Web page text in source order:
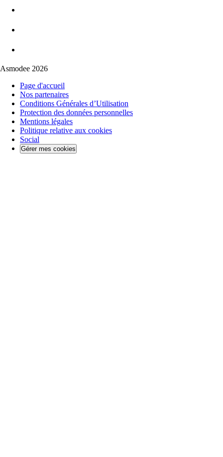
Asmodee 2026
Page d'accueil
Nos partenaires
Conditions Générales d’Utilisation
Protection des données personnelles
Mentions légales
Politique relative aux cookies
Social
Gérer mes cookies